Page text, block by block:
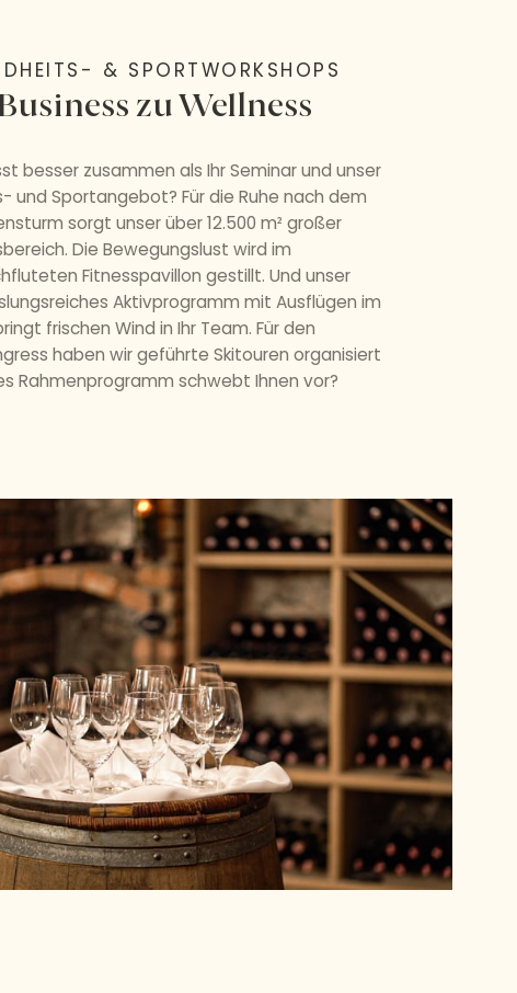
& SPORTWORKSHOPS
zu Wellness
besser zusammen als Ihr Seminar und unser
und Sportangebot? Für die Ruhe nach dem
sorgt unser über 12.500 m² großer
Die Bewegungslust wird im
Fitnesspavillon gestillt. Und unser
Aktivprogramm mit Ausflügen im
frischen Wind in Ihr Team. Für den
haben wir geführte Skitouren organisiert
Rahmenprogramm schwebt Ihnen vor?